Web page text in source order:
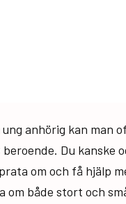
anhörig kan man
Du kanske
om och få hjälp
om både stort och